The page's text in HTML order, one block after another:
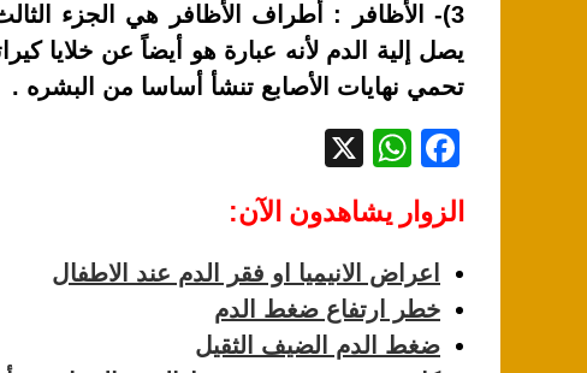
3)- الأظافر : أطراف الأظافر هي الجزء
يصل إلية الدم لأنه عبارة هو أيضاً عن خلايا
تحمي نهايات الأصابع تنشأ أساسا من البشره .
F
c
e
b
o
W
at
s
A
p
الزوار يشاهدون الآن:
اعراض الانيميا او فقر الدم عند الاطفال
خطر ارتفاع ضغط الدم
ضغط الدم الضيف الثقيل